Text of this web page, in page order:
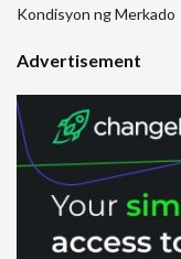
Kondisyon ng Merkado
Advertisement